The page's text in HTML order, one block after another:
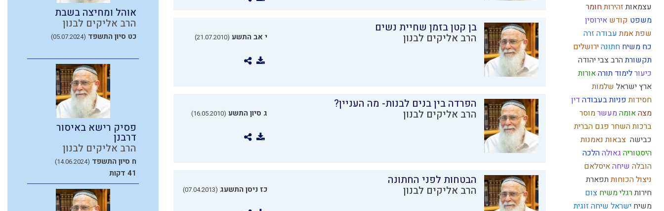
עצמאותזהירותחומר
משפט קודש אירוסין
שפת אמתעבודה זרה
כח משיח חתונהירושלים
תקשורתהרב צבי יהודה
כיעורלימוד תורהאורות
ארץ ישראל שלמות
חסידותפניות בעבודה דין
מצהאומהמעשרמוסר
ברכות השחר פגם הברית
כבישה צבאותנאמנות
היסטוריה גאולההלכה
הובלה שיחהאיסלאם
ניצול הכוחותתפארת
חירותרגלי משיח צום
משיח ישראל שיחה זוגית
בן קטן בזמן שחיית נשים
הרב אליקים לבנון י אב התשע (21.07.2010)
הפרדה בין בנים לבנות- מה העניין?
הרב אליקים לבנון ג סיון התשע (16.05.2010)
הבטחות לפני החתונה
הרב אליקים לבנון כז ניסן התשעג (07.04.2013)
אוהל ומחיצה בשבת
הרב אליקים לבנון
כט סיון התשפד (05.07.2024)
פסיק רישא באיסור
דרבנן
הרב אליקים לבנון
ח סיון התשפד (14.06.2024)
41 דקות